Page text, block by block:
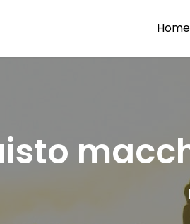
Home